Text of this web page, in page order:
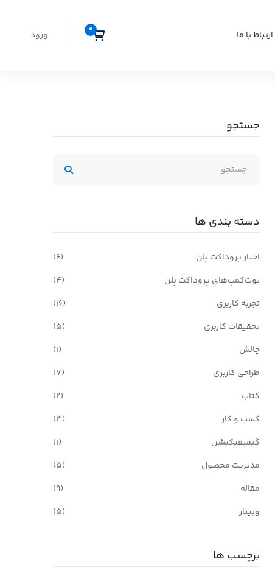
ارتباط با ما ورود
جستجو
دسته بندی ها
اخبار پروداکت پلن
(6)
بوت‌کمپ‌های پروداکت پلن
(4)
تجربه کاربری
(16)
تحقیقات کاربری
(5)
چالش
(1)
طراحی کاربری
(7)
کتاب
(2)
کسب و کار
(3)
گیمیفیکیشن
(1)
مدیریت محصول
(5)
مقاله
(9)
وبینار
(5)
برچسب ها